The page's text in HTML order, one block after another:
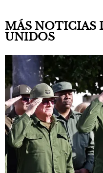
MÁS NOTICIAS
UNIDOS